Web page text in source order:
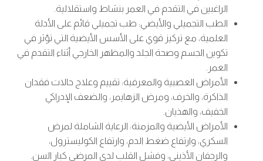
الراغبين في التقدم في العمر بنشاط واستقلالية.
الطب التجميلي والأيضي: طب تجميلي قائم على الأدلة
العلمية، مع تركيز قوي على الأسس الأيضية التي تؤثر في
تكوين الجسم وصحة الجلد والمظهر الخارجي أثناء التقدم في
العمر.
الأمراض العصبية والمعرفية: تقييم وعلاج حالات فقدان
الذاكرة، والخرف، ومرض الزهايمر، والضعف الإدراكي
الخفيف، والهذيان.
الأمراض الأيضية والمزمنة: الرعاية الشاملة لمرض
السكري، وارتفاع ضغط الدم، وارتفاع الكوليسترول،
والرجفان الأذيني، وفشل القلب لدى المرضى كبار السن.